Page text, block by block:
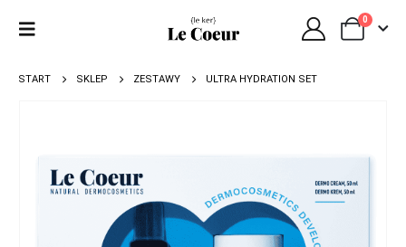
0
START SKLEP ZESTAWY ULTRA HYDRATION SET